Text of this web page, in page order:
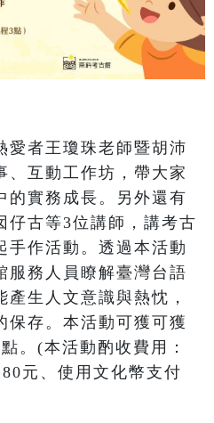
愛者王瓊珠老師暨胡沛
、互動工作坊，帶大家
的實務成長。另外還有
仔古等3位講師，講考古
手作活動。透過本活動
服務人員瞭解臺灣台語
生人文意識與熱忱，
保存。本活動可獲可獲
。(本活動酌收費用：
元、使用文化幣支付